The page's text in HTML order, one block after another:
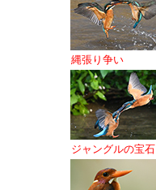
縄張り争い
ジャングルの宝石